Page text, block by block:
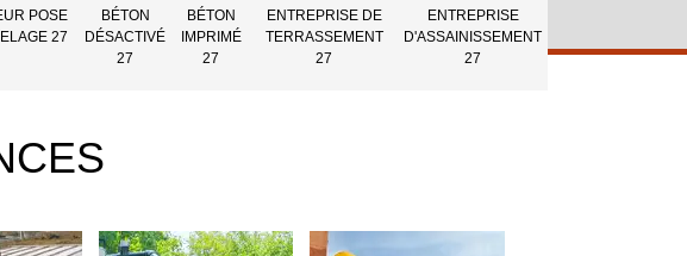
POSE
27
BÉTON
DÉSACTIVÉ
27
BÉTON
IMPRIMÉ
27
ENTREPRISE DE
TERRASSEMENT
27
ENTREPRISE
D'ASSAINISSEMENT
27